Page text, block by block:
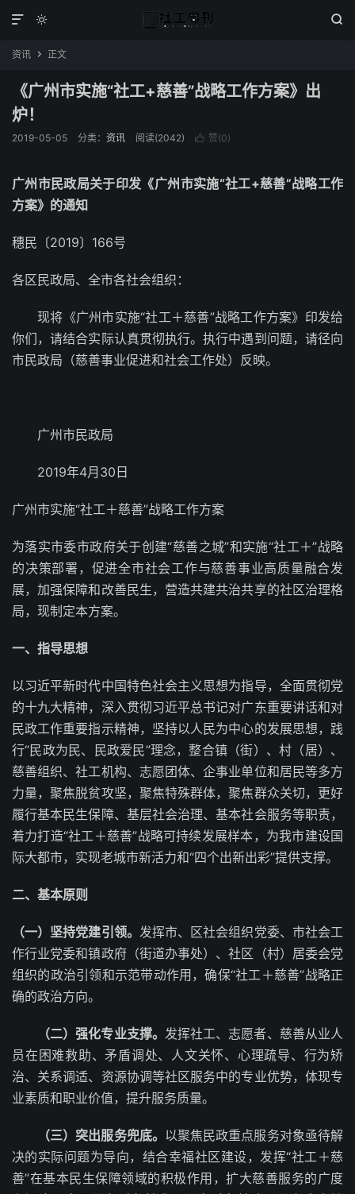
 

资讯  正文
《广州市实施“社工+慈善”战略工作方案》出
炉！
2019-05-05 分类： 资讯 阅读(2042)  赞(0)
广州市民政局关于印发《广州市实施“社工+慈善”战略工作
方案》的通知
穗民〔2019〕166号
各区民政局、全市各社会组织：
现将《广州市实施“社工＋慈善”战略工作方案》印发给
你们，请结合实际认真贯彻执行。执行中遇到问题，请径向
市民政局（慈善事业促进和社会工作处）反映。
广州市民政局
2019年4月30日
广州市实施“社工＋慈善”战略工作方案
为落实市委市政府关于创建“慈善之城”和实施“社工＋”战略
的决策部署，促进全市社会工作与慈善事业高质量融合发
展，加强保障和改善民生，营造共建共治共享的社区治理格
局，现制定本方案。
一、指导思想
以习近平新时代中国特色社会主义思想为指导，全面贯彻党
的十九大精神，深入贯彻习近平总书记对广东重要讲话和对
民政工作重要指示精神，坚持以人民为中心的发展思想，践
行“民政为民、民政爱民”理念，整合镇（街）、村（居）、
慈善组织、社工机构、志愿团体、企事业单位和居民等多方
力量，聚焦脱贫攻坚，聚焦特殊群体，聚焦群众关切，更好
履行基本民生保障、基层社会治理、基本社会服务等职责，
着力打造“社工＋慈善”战略可持续发展样本，为我市建设国
际大都市，实现老城市新活力和“四个出新出彩”提供支撑。
二、基本原则
（一）坚持党建引领。 发挥市、区社会组织党委、市社会工
作行业党委和镇政府（街道办事处）、社区（村）居委会党
组织的政治引领和示范带动作用，确保“社工＋慈善”战略正
确的政治方向。
（二）强化专业支撑。 发挥社工、志愿者、慈善从业人
员在困难救助、矛盾调处、人文关怀、心理疏导、行为矫
治、关系调适、资源协调等社区服务中的专业优势，体现专
业素质和职业价值，提升服务质量。
（三）突出服务兜底。 以聚焦民政重点服务对象亟待解
决的实际问题为导向，结合幸福社区建设，发挥“社工＋慈
善”在基本民生保障领域的积极作用，扩大慈善服务的广度